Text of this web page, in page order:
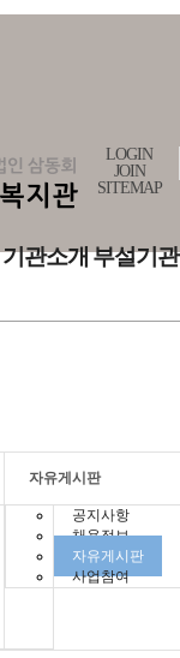
LOGIN
JOIN
SITEMAP
기관소개부설기관
자유게시판
공지사항
채용정보
자유게시판
사업참여